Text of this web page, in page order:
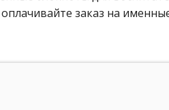
заказ на